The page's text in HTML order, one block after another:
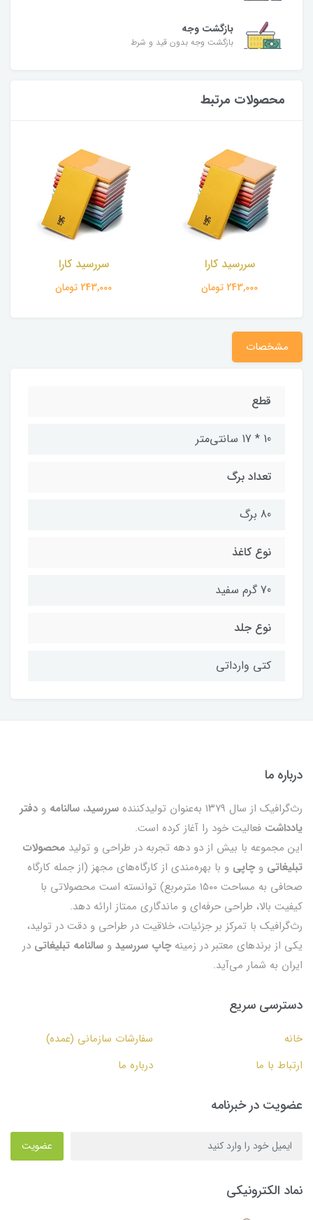
بازگشت وجه
بازگشت وجه بدون قید و شرط
محصولات مرتبط
سررسید کارا
243,000 تومان
سررسید کارا
243,000 تومان
مشخصات
قطع
10 * 17 سانتی‌متر
تعداد برگ
80 برگ
نوع کاغذ
70 گرم سفید
نوع جلد
کتی وارداتی
درباره ما
رث‌گرافیک از سال ۱۳۷۹ به‌عنوان تولیدکننده سررسید، سالنامه و دفتر
یادداشت فعالیت خود را آغاز کرده است.
این مجموعه با بیش از دو دهه تجربه در طراحی و تولید محصولات
تبلیغاتی وچاپی و با بهره‌مندی از کارگاه‌های مجهز (از جمله کارگاه
صحافی به مساحت ۱۵۰۰ مترمربع) توانسته است محصولاتی با
کیفیت بالا، طراحی حرفه‌ای و ماندگاری ممتاز ارائه دهد.
رث‌گرافیک با تمرکز بر جزئیات، خلاقیت در طراحی و دقت در تولید،
یکی از برندهای معتبر در زمینهچاپ سررسید و سالنامه تبلیغاتی در
ایران به شمار می‌آید.
دسترسی سریع
خانه
سفارشات سازمانی (عمده)
ارتباط با ما
درباره ما
عضویت در خبرنامه
عضویت
نماد الکترونیکی